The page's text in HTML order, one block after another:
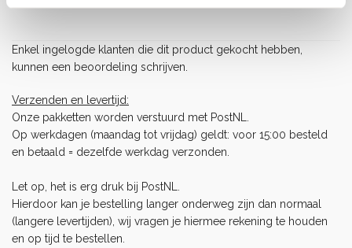
Enkel ingelogde klanten die dit product gekocht hebben,
kunnen een beoordeling schrijven.
Verzenden en levertijd:
Onze pakketten worden verstuurd met PostNL.
Op werkdagen (maandag tot vrijdag) geldt: voor 15:00 besteld
en betaald = dezelfde werkdag verzonden.
Let op, het is erg druk bij PostNL.
Hierdoor kan je bestelling langer onderweg zijn dan normaal
(langere levertijden), wij vragen je hiermee rekening te houden
en op tijd te bestellen.